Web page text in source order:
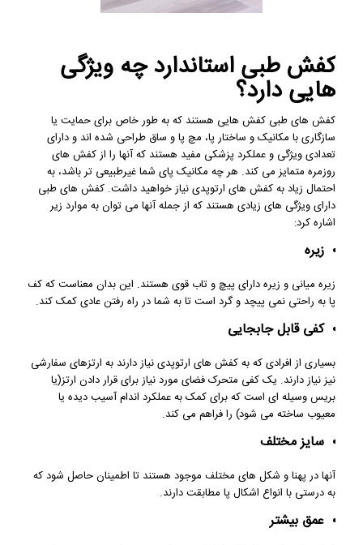
کفش طبی استاندارد چه ویژگی
هایی دارد؟
کفش های طبی کفش هایی هستند که به طور خاص برای حمایت یا
سازگاری با مکانیک و ساختار پا، مچ پا و ساق طراحی شده اند و دارای
تعدادی ویژگی و عملکرد پزشکی مفید هستند که آنها را از کفش های
روزمره متمایز می کند. هر چه مکانیک پای شما غیرطبیعی تر باشد، به
احتمال زیاد به کفش های ارتوپدی نیاز خواهید داشت. کفش های طبی
دارای ویژگی های زیادی هستند که از جمله آنها می توان به موارد زیر
اشاره کرد:
زیره
زیره میانی و زیره دارای پیچ و تاب قوی هستند. این بدان معناست که کف
پا به راحتی نمی پیچد و گرد است تا به شما در راه رفتن عادی کمک کند.
کفی قابل جابجایی
بسیاری از افرادی که به کفش های ارتوپدی نیاز دارند به ارتزهای سفارشی
نیز نیاز دارند. یک کفی متحرک فضای مورد نیاز برای قرار دادن ارتز(یا
بریس وسیله ای است که برای کمک به عملکرد اندام آسیب دیده یا
معیوب ساخته می شود) را فراهم می کند.
سایز مختلف
آنها در پهنا و شکل های مختلف موجود هستند تا اطمینان حاصل شود که
به درستی با انواع اشکال پا مطابقت دارند.
عمق بیشتر